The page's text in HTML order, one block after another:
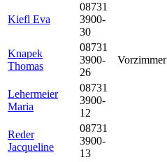
Kiefl Eva
08731
3900-
30
Knapek
Thomas
08731
3900-
26
Vorzimmer
Lehermeier
Maria
08731
3900-
12
Reder
Jacqueline
08731
3900-
13